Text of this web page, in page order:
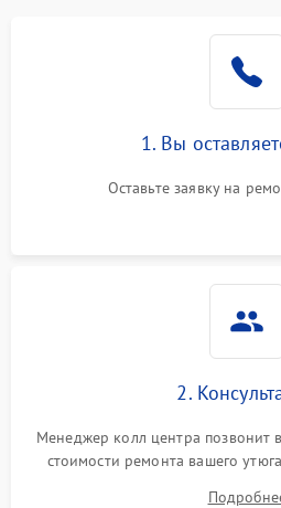
1. Вы
Оставьте заявку на
2.
Менеджер колл центра позвонит
стоимости ремонта вашего